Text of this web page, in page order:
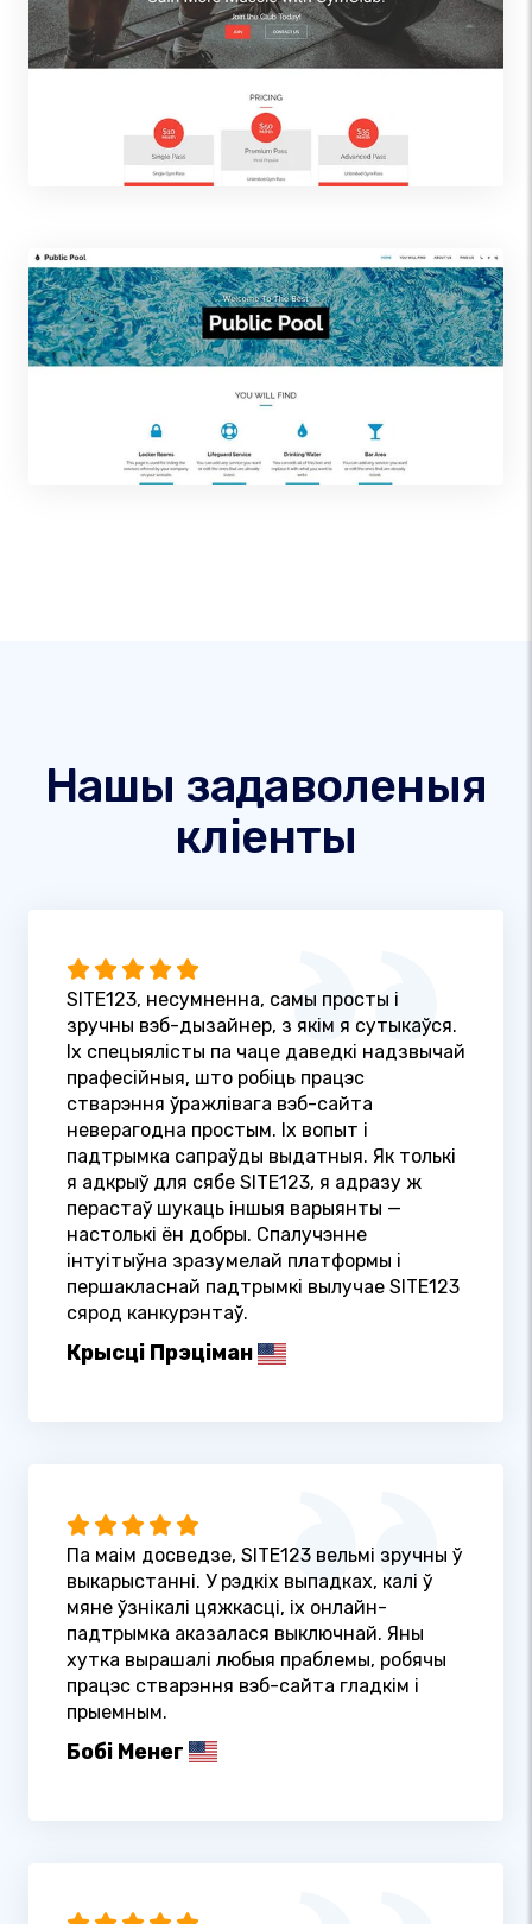
Нашы задаволеныя
кліенты
SITE123, несумненна, самы просты і
зручны вэб-дызайнер, з якім я сутыкаўся.
Іх спецыялісты па чаце даведкі надзвычай
прафесійныя, што робіць працэс
стварэння ўражлівага вэб-сайта
неверагодна простым. Іх вопыт і
падтрымка сапраўды выдатныя. Як толькі
я адкрыў для сябе SITE123, я адразу ж
перастаў шукаць іншыя варыянты —
настолькі ён добры. Спалучэнне
інтуітыўна зразумелай платформы і
першакласнай падтрымкі вылучае SITE123
сярод канкурэнтаў.
Крысці Прэціман
Па маім досведзе, SITE123 вельмі зручны ў
выкарыстанні. У рэдкіх выпадках, калі ў
мяне ўзнікалі цяжкасці, іх онлайн-
падтрымка аказалася выключнай. Яны
хутка вырашалі любыя праблемы, робячы
працэс стварэння вэб-сайта гладкім і
прыемным.
Бобі Менег